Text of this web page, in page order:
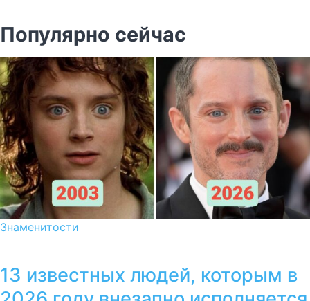
Популярно сейчас
Знаменитости
13 известных людей, которым в